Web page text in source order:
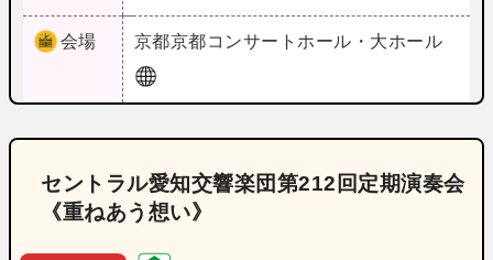
会場 京都京都コンサートホール・大ホール
セントラル愛知交響楽団第212回定期演奏会
《重ねあう想い》